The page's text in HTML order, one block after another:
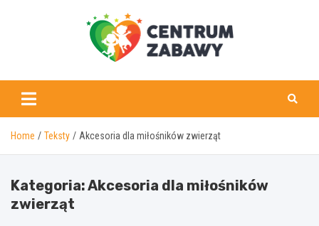
centrumzabawy.pl
Home Teksty Akcesoria dla miłośników zwierząt
Kategoria:Akcesoria dla miłośników
zwierząt